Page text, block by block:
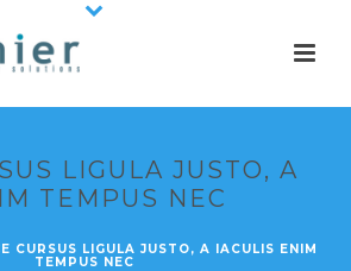
LIGULA JUSTO, A
TEMPUS NEC
CURSUS LIGULA JUSTO, A IACULIS ENIM
TEMPUS NEC